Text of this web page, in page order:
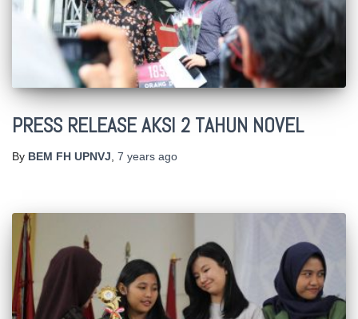
PRESS RELEASE AKSI 2 TAHUN NOVEL
By BEM FH UPNVJ 7 years ago